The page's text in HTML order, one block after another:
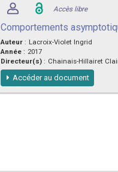
Accès libre
Comportements
Auteur : Lacroix-Violet Ingrid
Année : 2017
Directeur(s) : Chainais-Hillairet
Accéder au document